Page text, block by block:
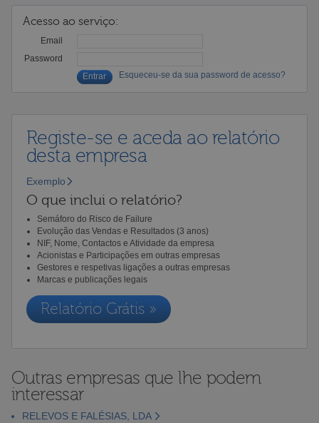
Acesso ao serviço:
Email
Password
Esqueceu-se da sua password de acesso?
Registe-se e aceda ao relatório
desta empresa
Exemplo
O que inclui o relatório?
Semáforo do Risco de Failure
Evolução das Vendas e Resultados (3 anos)
NIF, Nome, Contactos e Atividade da empresa
Acionistas e Participações em outras empresas
Gestores e respetivas ligações a outras empresas
Marcas e publicações legais
Relatório Grátis »
Outras empresas que lhe podem
interessar
RELEVOS E FALÉSIAS, LDA